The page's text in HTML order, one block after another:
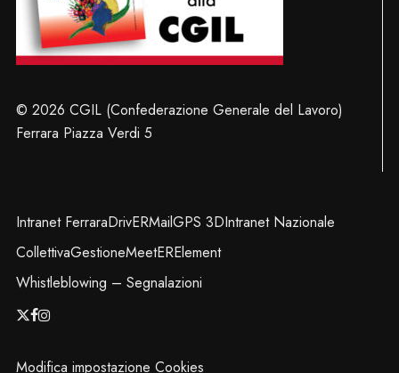
© 2026 CGIL (Confederazione Generale del Lavoro)
Ferrara Piazza Verdi 5
Intranet FerraraDrivERMailGPS 3DIntranet Nazionale
CollettivaGestioneMeetERElement
Whistleblowing – Segnalazioni
x- facebook
instagram
Modifica impostazione Cookies